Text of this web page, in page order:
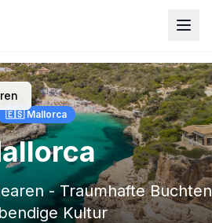
🇪🇸 Mallorca
- Traumhafte Buchten
Kultur